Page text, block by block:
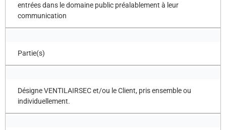
entrées dans le domaine public préalablement à leur
communication
Partie(s)
Désigne VENTILAIRSEC et/ou le Client, pris ensemble ou
individuellement.